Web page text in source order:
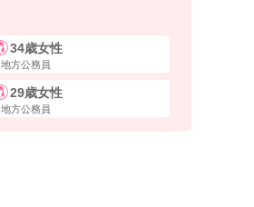
34歳女性
地方公務員
29歳女性
地方公務員